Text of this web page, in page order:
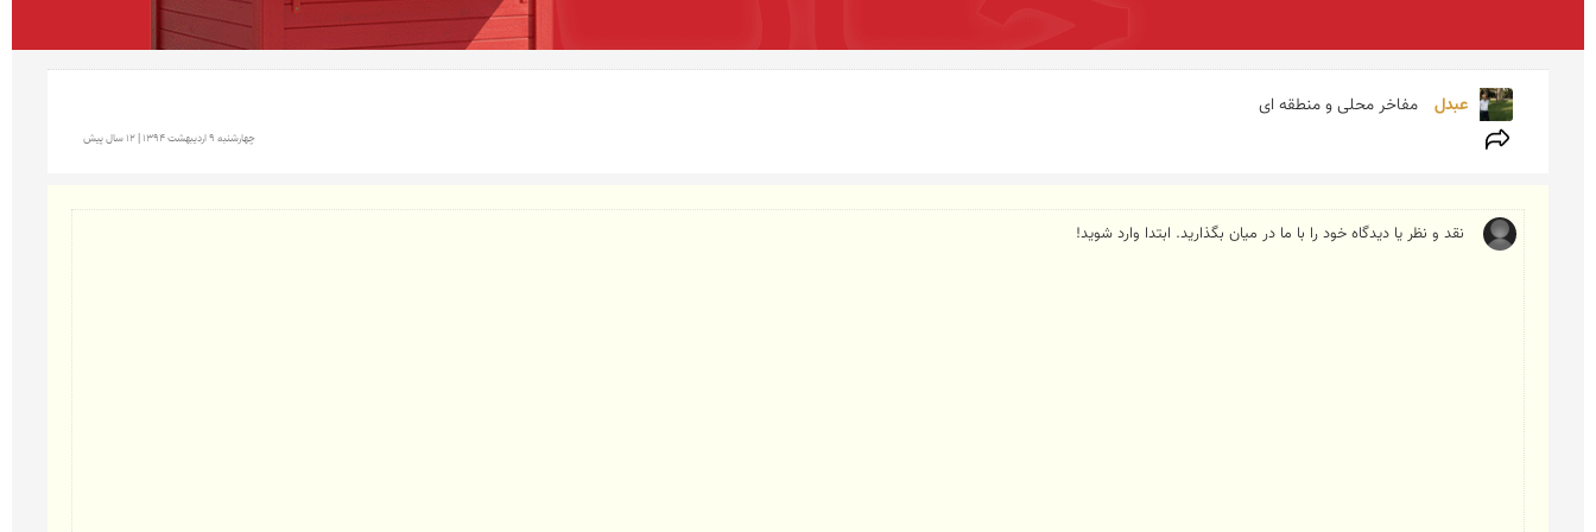
عبدل مفاخر محلی و منطقه ای
چهارشنبه 9 ارديبهشت 1394 | 12 سال پیش